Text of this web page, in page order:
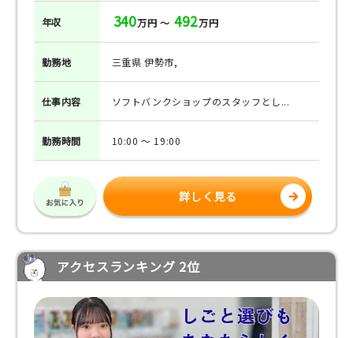
年収 340万円 ～ 492万円
勤務地 三重県 伊勢市,
仕事内容 ソフトバンクショップのスタッフとし...
勤務時間 10:00 ～ 19:00
詳しく見る
アクセスランキング 2位